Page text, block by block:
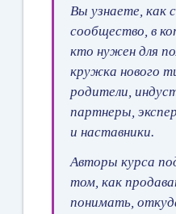
Вы узнаете, как
сообщество, в
кто нужен для
кружка нового
родители,
партнеры,
и наставники.
Авторы курса
том, как
понимать,